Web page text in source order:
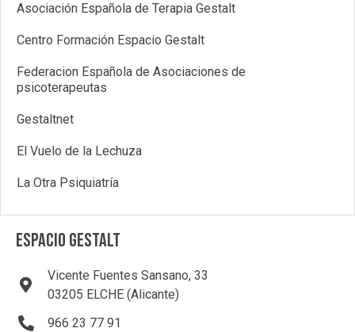
Asociación Española de Terapia Gestalt
Centro Formación Espacio Gestalt
Federacion Española de Asociaciones de
psicoterapeutas
Gestaltnet
El Vuelo de la Lechuza
La Otra Psiquiatría
ESPACIO GESTALT
Vicente Fuentes Sansano, 33
03205 ELCHE (Alicante)
966 23 77 91